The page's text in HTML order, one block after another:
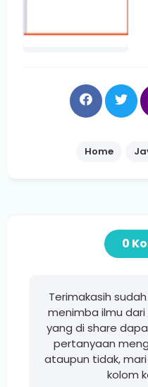
Home
0
Terimakasih
menimba ilmu
yang di share
pertanyaan
ataupun tidak,
kolom